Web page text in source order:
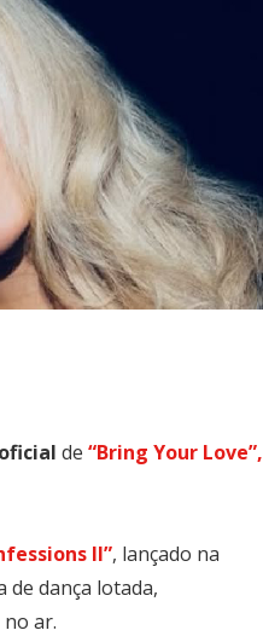
de “Bring Your Love”,
II”, lançado na
de dança lotada,
ar.